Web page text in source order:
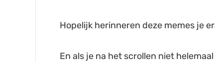
Hopelijk herinneren deze memes je
En als je na het scrollen niet